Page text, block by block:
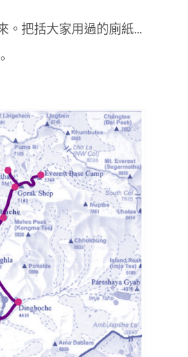
。把括大家用過的廁紙…